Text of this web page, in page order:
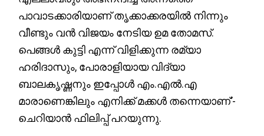
പാവാടക്കാരിയാണ് തൃക്കാക്കരയില്‍ നിന്നും
വീണ്ടും വന്‍ വിജയം നേടിയ ഉമ തോമസ്.
പെങ്ങള്‍ കുട്ടി എന്ന് വിളിക്കുന്ന രമ്യാ
ഹരിദാസും, പോരാളിയായ വിദ്യാ
ബാലകൃഷ്ണനും ഇപ്പോള്‍ എം.എല്‍.എ
മാരാണെങ്കിലും എനിക്ക് മക്കള്‍ തന്നെയാണ്’-
ചെറിയാന്‍ ഫിലിപ്പ് പറയുന്നു.